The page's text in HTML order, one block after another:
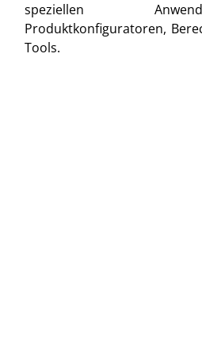
speziellen
Produktkonfiguratoren,
Tools.